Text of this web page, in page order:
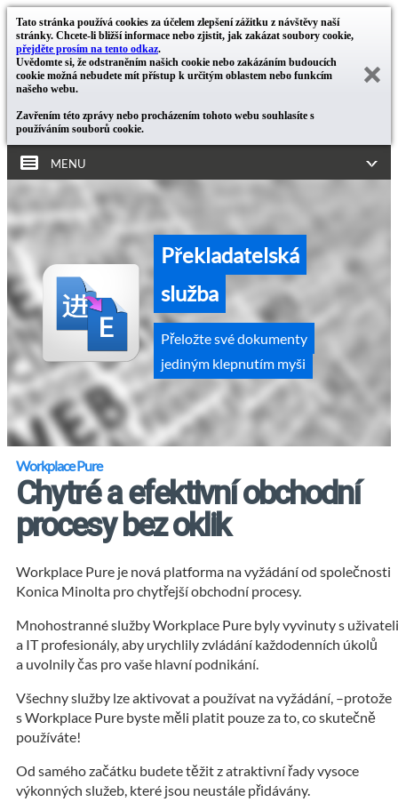
Tato stránka používá cookies za účelem zlepšení zážitku z návštěvy naší
stránky. Chcete-li bližší informace nebo zjistit, jak zakázat soubory cookie,
přejděte prosím na tento odkaz.
Uvědomte si, že odstraněním našich cookie nebo zakázáním budoucích
cookie možná nebudete mít přístup k určitým oblastem nebo funkcím
našeho webu.
Zavřením této zprávy nebo procházením tohoto webu souhlasíte s
používáním souborů cookie.
MENU
Překladatelská
služba
Přeložte své dokumenty
jediným klepnutím myši
Workplace Pure
Chytré a efektivní obchodní
procesy bez oklik
Workplace Pure je nová platforma na vyžádání od společnosti
Konica Minolta pro chytřejší obchodní procesy.
Mnohostranné služby Workplace Pure byly vyvinuty s
a IT profesionály, aby urychlily zvládání každodenních úkolů
a uvolnily čas pro vaše hlavní podnikání.
Všechny služby lze aktivovat a používat na vyžádání, –protože
s Workplace Pure byste měli platit pouze za to, co skutečně
používáte!
Od samého začátku budete těžit z atraktivní řady vysoce
výkonných služeb, které jsou neustále přidávány.